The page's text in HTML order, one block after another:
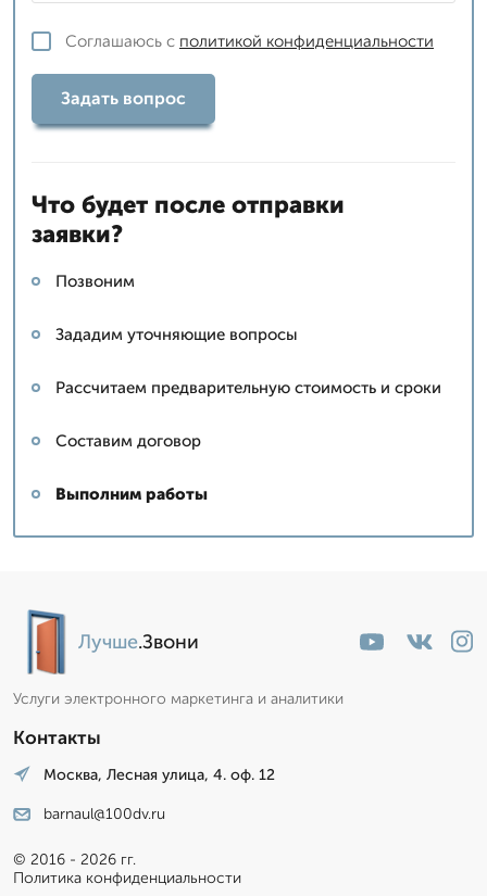
Соглашаюсь с политикой конфиденциальности
Задать вопрос
Что будет после отправки
заявки?
Позвоним
Зададим уточняющие вопросы
Рассчитаем предварительную стоимость и сроки
Составим договор
Выполним работы
Лучше.Звони
Услуги электронного маркетинга и аналитики
Контакты
Москва, Лесная улица, 4. оф. 12
barnaul@100dv.ru
© 2016 - 2026 гг.
Политика конфиденциальности